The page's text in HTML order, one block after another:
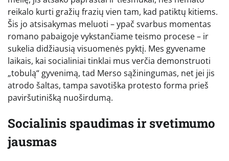
reikalo kurti gražių frazių vien tam, kad patiktų kitiems.
Šis jo atsisakymas meluoti – ypač svarbus momentas
romano pabaigoje vykstančiame teismo procese – ir
sukelia didžiausią visuomenės pyktį. Mes gyvename
laikais, kai socialiniai tinklai mus verčia demonstruoti
„tobulą“ gyvenimą, tad Merso sąžiningumas, net jei jis
atrodo šaltas, tampa savotiška protesto forma prieš
paviršutinišką nuoširdumą.
Socialinis spaudimas ir svetimumo
jausmas